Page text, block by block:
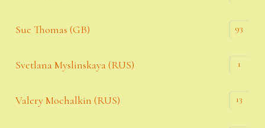
Sue Thomas (GB) 93
Svetlana Myslinskaya (RUS) 1
Valery Mochalkin (RUS) 13